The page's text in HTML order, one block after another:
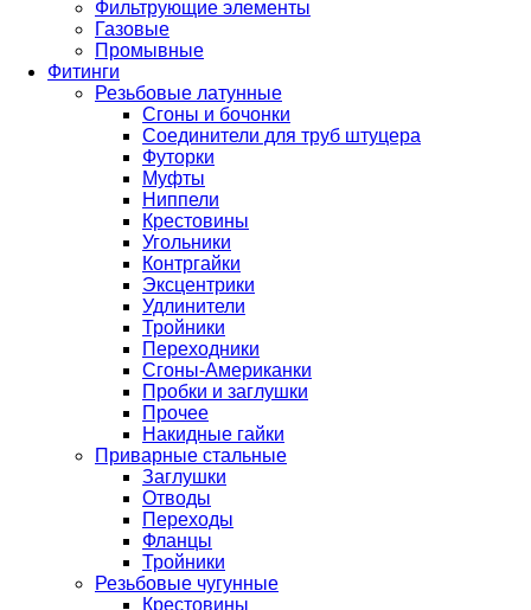
Фильтрующие элементы
Газовые
Промывные
Фитинги
Резьбовые латунные
Сгоны и бочонки
Соединители для труб штуцера
Футорки
Муфты
Ниппели
Крестовины
Угольники
Контргайки
Эксцентрики
Удлинители
Тройники
Переходники
Сгоны-Американки
Пробки и заглушки
Прочее
Накидные гайки
Приварные стальные
Заглушки
Отводы
Переходы
Фланцы
Тройники
Резьбовые чугунные
Крестовины